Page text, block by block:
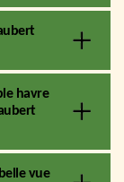
havre
vue